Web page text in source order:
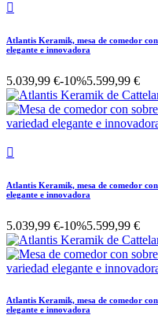

Atlantis Keramik, mesa de comedor
elegante e innovadora
5.039,99 €-10%5.599,99 €

Atlantis Keramik, mesa de comedor
elegante e innovadora
5.039,99 €-10%5.599,99 €
Atlantis Keramik, mesa de comedor
elegante e innovadora